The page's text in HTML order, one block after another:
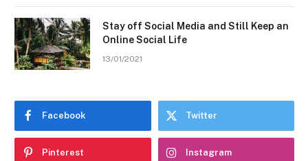
Stay off Social Media and Still Keep an
Online Social Life
13/01/2021
Facebook Twitter
Pinterest Instagram